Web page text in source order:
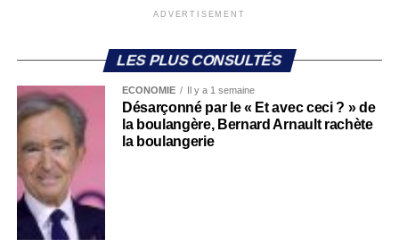
ADVERTISEMENT
LES PLUS CONSULTÉS
ECONOMIE Il y a 1 semaine
Désarçonné par le « Et avec ceci ? » de
la boulangère, Bernard Arnault rachète
la boulangerie